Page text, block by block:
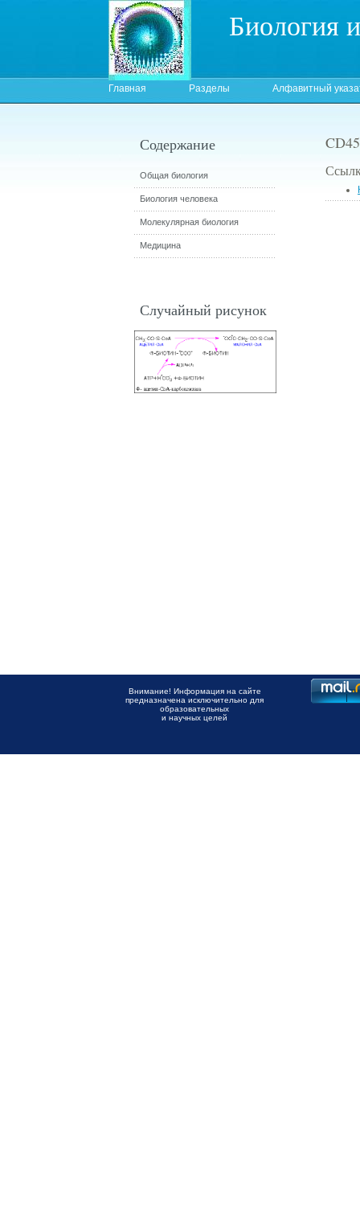
Биология
Главная Разделы Алфавитный
Содержание
Общая биология
Биология человека
Молекулярная биология
Медицина
Случайный рисунок
Внимание! Информация на сайте
предназначена исключительно для
образовательных
и научных целей